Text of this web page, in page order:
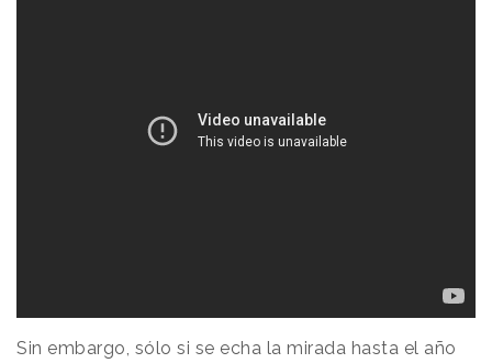
Sin embargo, sólo si se echa la mirada hasta el año